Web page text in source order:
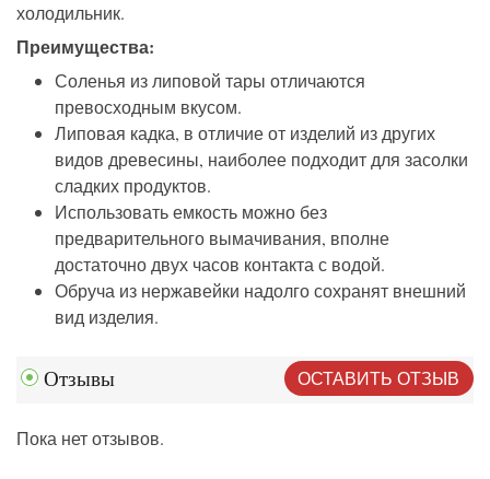
холодильник.
Преимущества:
Соленья из липовой тары отличаются
превосходным вкусом.
Липовая кадка, в отличие от изделий из других
видов древесины, наиболее подходит для засолки
сладких продуктов.
Использовать емкость можно без
предварительного вымачивания, вполне
достаточно двух часов контакта с водой.
Обруча из нержавейки надолго сохранят внешний
вид изделия.
Отзывы ОСТАВИТЬ ОТЗЫВ
Пока нет отзывов.